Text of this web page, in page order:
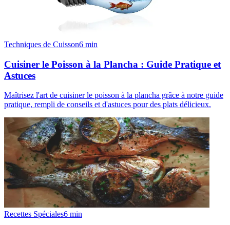
Techniques de Cuisson6 min
Cuisiner le Poisson à la Plancha : Guide Pratique et
Astuces
Maîtrisez l'art de cuisiner le poisson à la plancha grâce à notre guide
pratique, rempli de conseils et d'astuces pour des plats délicieux.
Recettes Spéciales6 min